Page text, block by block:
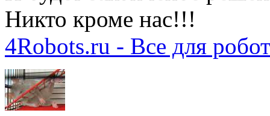
Никто кроме нас!!!
4Robots.ru - Все для